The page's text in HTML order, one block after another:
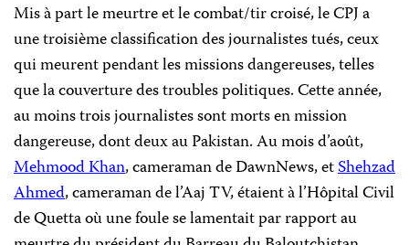
Mis à part le meurtre et le combat/tir croisé, le CPJ a
une troisième classification des journalistes tués, ceux
qui meurent pendant les missions dangereuses, telles
que la couverture des troubles politiques. Cette année,
au moins trois journalistes sont morts en mission
dangereuse, dont deux au Pakistan. Au mois d’août,
Mehmood Khan, cameraman de DawnNews, etShehzad
Ahmed, cameraman de l’Aaj TV, étaient à l’Hôpital Civil
de Quetta où une foule se lamentait par rapport au